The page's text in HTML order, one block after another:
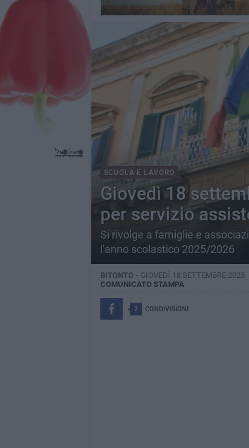
SCUOLA E LAVORO
Giovedì 18
per servizio
Si rivolge a famiglie e
l'anno scolastico 2025/2026
BITONTO - GIOVEDÌ 18 SETTEMBRE 2025
COMUNICATO STAMPA
2 CONDIVISIONI